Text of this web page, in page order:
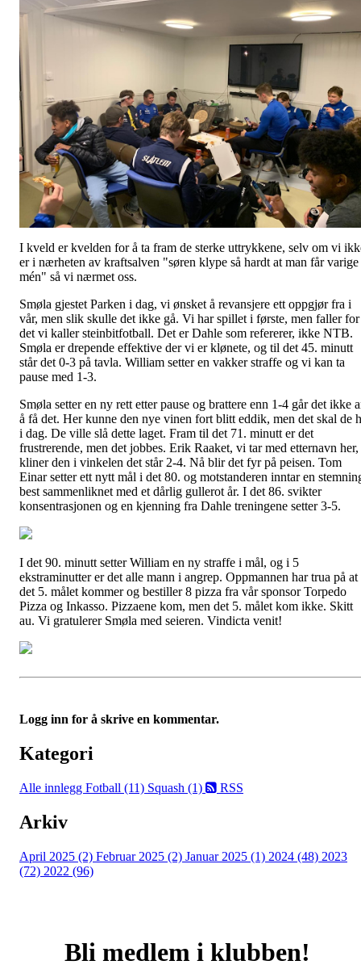
I kveld er kvelden for å ta fram de sterke uttrykkene, selv om vi
er i nærheten av kraftsalven "søren klype så hardt at man får varige
mén" så vi nærmet oss.
Smøla gjestet Parken i dag, vi ønsket å revansjere ett oppgjør fra i
vår, men slik skulle det ikke gå. Vi har spillet i første, men faller for
det vi kaller steinbitfotball. Det er Dahle som refererer, ikke NTB.
Smøla er drepende effektive der vi er klønete, og til det 45. minutt
står det 0-3 på tavla. William setter en vakker straffe og vi kan ta
pause med 1-3.
Smøla setter en ny rett etter pause og brattere enn 1-4 går det ikke
å få det. Her kunne den nye vinen fort blitt eddik, men det skal de
i dag. De ville slå dette laget. Fram til det 71. minutt er det
frustrerende, men det jobbes. Erik Raaket, vi tar med etternavn her,
kliner den i vinkelen det står 2-4. Nå blir det fyr på peisen. Tom
Einar setter ett nytt mål i det 80. og motstanderen inntar en
best sammenliknet med et dårlig gullerot år. I det 86. svikter
konsentrasjonen og en kjenning fra Dahle treningene setter 3-5.
I det 90. minutt setter William en ny straffe i mål, og i 5
ekstraminutter er det alle mann i angrep. Oppmannen har trua på at
det 5. målet kommer og bestiller 8 pizza fra vår sponsor Torpedo
Pizza og Inkasso. Pizzaene kom, men det 5. målet kom ikke. Skitt
au. Vi gratulerer Smøla med seieren. Vindicta venit!
Logg inn for å skrive en kommentar.
Kategori
Alle innlegg Fotball (11) Squash (1) RSS
Arkiv
April 2025 (2) Februar 2025 (2) Januar 2025 (1) 2024 (48) 2023
(72) 2022 (96)
Bli medlem i klubben!